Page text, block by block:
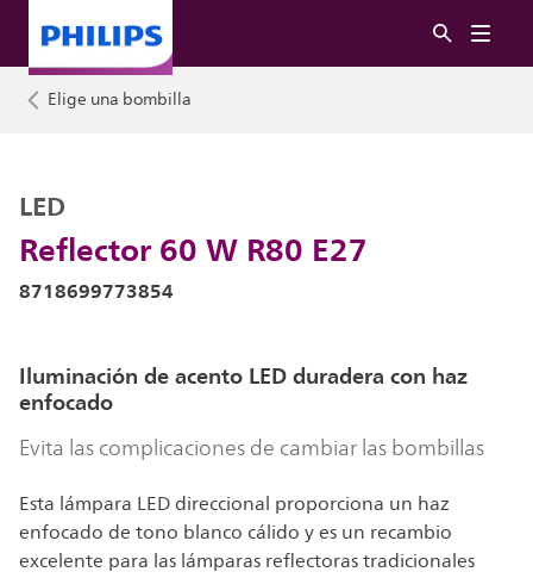
Elige una bombilla
Reflector 60 W R80 E27
LED
8718699773854
Iluminación de acento LED duradera con haz
enfocado
Evita las complicaciones de cambiar las bombillas
Esta lámpara LED direccional proporciona un haz
enfocado de tono blanco cálido y es un recambio
excelente para las lámparas reflectoras tradicionales